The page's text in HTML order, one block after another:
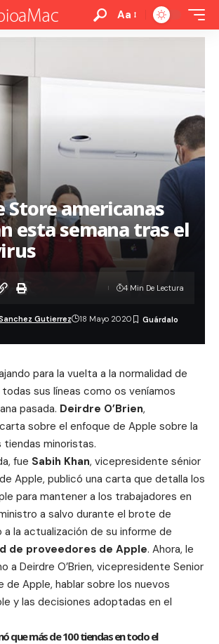
Aa
Store americanas
esta semana tras el
Gutierrez 18 Mayo 2020
4 Min De Lectura
para la vuelta a la normalidad de
sus líneas como os veníamos
pasada. Deirdre O’Brien,
sobre el enfoque de Apple sobre la
tiendas minoristas.
fue Sabih Khan, vicepresidente sénior
Apple, publicó una carta que detalla los
para mantener a los trabajadores en
a salvo durante el brote de
la actualización de su informe de
de proveedores de Apple. Ahora, le
a Deirdre O’Brien, vicepresidente Senior
de Apple, hablar sobre los nuevos
y las decisiones adoptadas en el
que más de 100 tiendas en todo el